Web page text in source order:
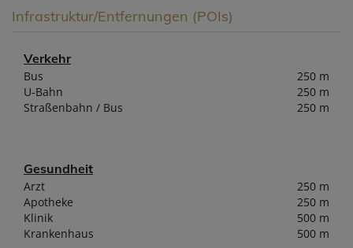
Infrastruktur/Entfernungen (POIs)
Verkehr
Bus
250 m
U-Bahn
250 m
Straßenbahn / Bus
250 m
Gesundheit
Arzt
250 m
Apotheke
250 m
Klinik
500 m
Krankenhaus
500 m